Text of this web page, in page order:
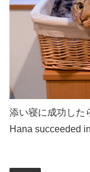
添い寝に成功した
Hana succeeded